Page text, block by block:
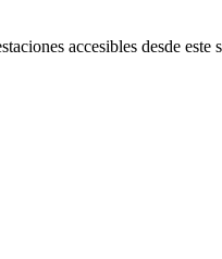
accesibles desde